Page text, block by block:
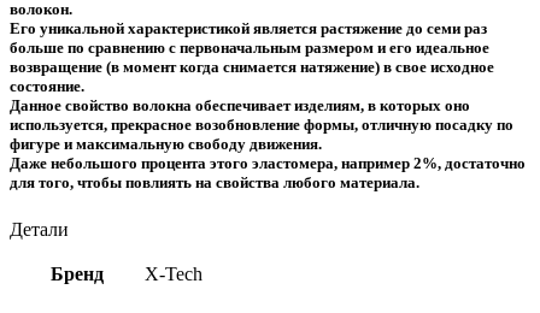
волокон.
Его уникальной характеристикой является растяжение до семи раз
больше по сравнению с первоначальным размером и его идеальное
возвращение (в момент когда снимается натяжение) в свое исходное
состояние.
Данное свойство волокна обеспечивает изделиям, в которых оно
используется, прекрасное возобновление формы, отличную посадку по
фигуре и максимальную свободу движения.
Даже небольшого процента этого эластомера, например 2%, достаточно
для того, чтобы повлиять на свойства любого материала.
Детали
Бренд X-Tech